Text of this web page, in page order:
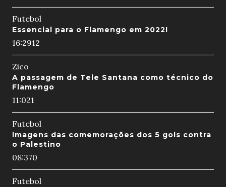
Futebol
Essencial para o Flamengo em 2022!
16:2912
Zico
A passagem de Tele Santana como técnico do
Flamengo
11:021
Futebol
Imagens das comemorações dos 5 gols contra
o Palestino
08:370
Futebol